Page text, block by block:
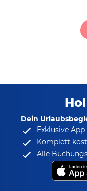
Dein
Exklusive
Komplett
Alle